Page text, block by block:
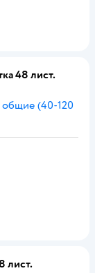
48 лист.
общие (40-120
лист.